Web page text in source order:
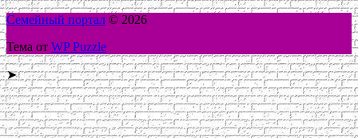
Семейный портал © 2026
Тема от WP Puzzle
➤